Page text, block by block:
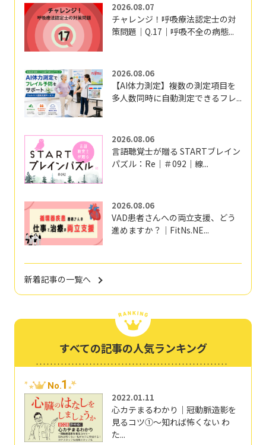
2026.08.07
チャレンジ！呼吸療法認定士の対
策問題｜Q.17｜呼吸不全の病態...
2026.08.06
【AI体力測定】複数の測定項目を
多人数同時に自動測定できるフレ...
2026.08.06
言語聴覚士が贈る STARTブレイン
パズル：Re｜＃092｜線...
2026.08.06
VAD患者さんへの両立支援、どう
進めますか？｜FitNs.NE...
新着記事の一覧へ
すべての記事の人気ランキング
No.1
2022.01.11
心カテまるわかり｜冠動脈造影を
見るコツ①～知れば怖くない わ
た...